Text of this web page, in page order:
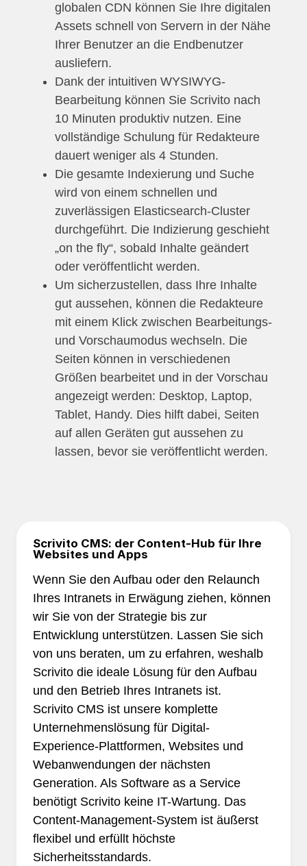
globalen CDN können Sie Ihre digitalen
Assets schnell von Servern in der Nähe
Ihrer Benutzer an die Endbenutzer
ausliefern.
Dank der intuitiven WYSIWYG-
Bearbeitung können Sie Scrivito nach
10 Minuten produktiv nutzen. Eine
vollständige Schulung für Redakteure
dauert weniger als 4 Stunden.
Die gesamte Indexierung und Suche
wird von einem schnellen und
zuverlässigen Elasticsearch-Cluster
durchgeführt. Die Indizierung geschieht
„on the fly“, sobald Inhalte geändert
oder veröffentlicht werden.
Um sicherzustellen, dass Ihre Inhalte
gut aussehen, können die Redakteure
mit einem Klick zwischen Bearbeitungs-
und Vorschaumodus wechseln. Die
Seiten können in verschiedenen
Größen bearbeitet und in der Vorschau
angezeigt werden: Desktop, Laptop,
Tablet, Handy. Dies hilft dabei, Seiten
auf allen Geräten gut aussehen zu
lassen, bevor sie veröffentlicht werden.
Scrivito CMS: der Content-Hub für Ihre
Websites und Apps
Wenn Sie den Aufbau oder den Relaunch
Ihres Intranets in Erwägung ziehen, können
wir Sie von der Strategie bis zur
Entwicklung unterstützen. Lassen Sie sich
von uns beraten, um zu erfahren, weshalb
Scrivito die ideale Lösung für den Aufbau
und den Betrieb Ihres Intranets ist.
Scrivito CMS ist unsere komplette
Unternehmenslösung für Digital-
Experience-Plattformen, Websites und
Webanwendungen der nächsten
Generation. Als Software as a Service
benötigt Scrivito keine IT-Wartung. Das
Content-Management-System ist äußerst
flexibel und erfüllt höchste
Sicherheitsstandards.